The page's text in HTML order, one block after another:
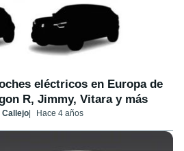
eléctricos en Europa de
R, Jimmy, Vitara y más
Hace 4 años